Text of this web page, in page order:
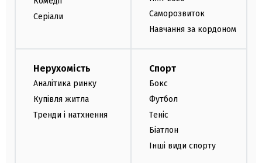
Серіали
Саморозвиток
Навчання за кордоном
Нерухомість
Аналітика ринку
Купівля житла
Тренди і натхнення
Спорт
Бокс
Футбол
Теніс
Біатлон
Інші види спорту